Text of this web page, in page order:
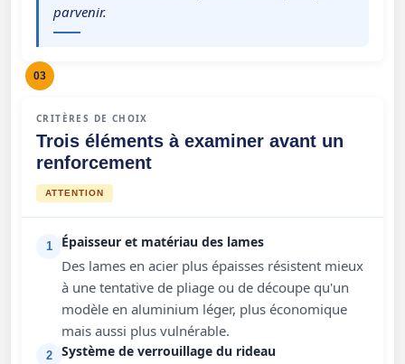
parvenir.
03
CRITÈRES DE CHOIX
Trois éléments à examiner avant un
renforcement
ATTENTION
1 Épaisseur et matériau des lames
Des lames en acier plus épaisses résistent mieux
à une tentative de pliage ou de découpe qu'un
modèle en aluminium léger, plus économique
mais aussi plus vulnérable.
2 Système de verrouillage du rideau